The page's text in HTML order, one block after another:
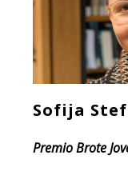
Sofija
Premio Brote